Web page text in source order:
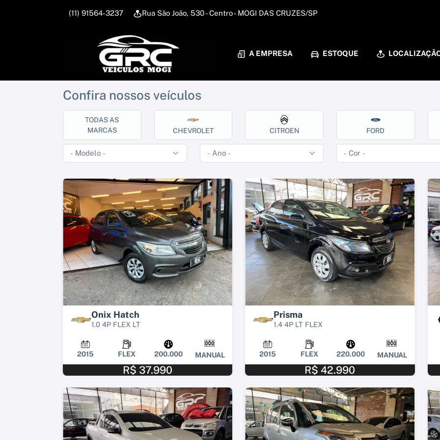
(11) 91564-3237 Rua São João, 530 - Centro - MOGI DAS CRUZES/SP
A EMPRESA ESTOQUE
Confira nossos veículos
TODAS AS
MARCAS
CHEVROLET CITROEN FORD
Onix Hatch
1.0 4P FLEX LT
2015 FLEX 200.000 MANUAL
R$ 37.990
Prisma
1.4 4P LT FLEX
2015 FLEX 220.000 MANUAL
R$ 42.990